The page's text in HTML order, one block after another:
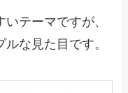
テーマですが、
な見た目です。